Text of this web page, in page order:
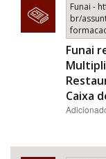
Funai -
br/
Funai
Caixa